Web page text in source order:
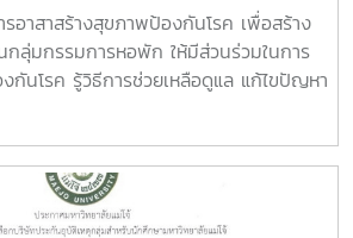
อาสาสร้างสุขภาพป้องกันโรค เพื่อสร้าง
กลุ่มกรรมการหอพัก ให้มีส่วนร่วมในการ
กันโรค รู้วิธีการช่วยเหลือดูแล แก้ไขปัญหา
ที ใจเปรมปรีดี นักวิชาการสาธารณสุข
าบาลสันทราย คุณนิธิวดี จรรยาสุภาพ
ลักษมี ตันธนสิน พยาบาล เป็นวิทยากร
ข้าร่วมงาน